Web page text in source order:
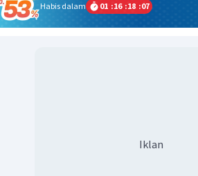
Habis dalam
01 :16 :18 :06
Iklan